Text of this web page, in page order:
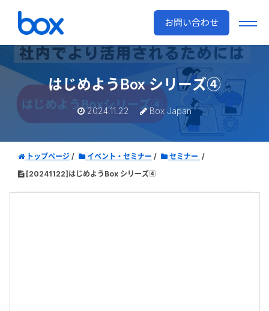
お問い合わせ
はじめようBox シリーズ④
2024.11.22 Box Japan
トップページ イベント・セミナー
セミナー
[20241122]はじめようBox シリーズ④